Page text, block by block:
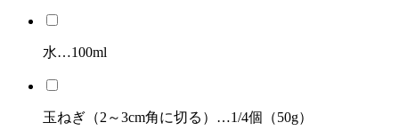
水…100ml
玉ねぎ（2～3cm角に切る）…1/4個（50g）